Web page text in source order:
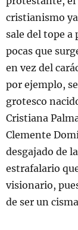
cristianismo
sale del tope a
pocas que
en vez del
por ejemplo,
grotesco
Cristiana
Clemente
desgajado de
estrafalario
visionario,
de ser un